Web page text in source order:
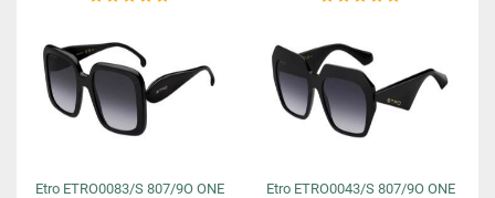
Etro ETRO0083/S 807/9O ONE
Etro ETRO0043/S 807/9O ONE